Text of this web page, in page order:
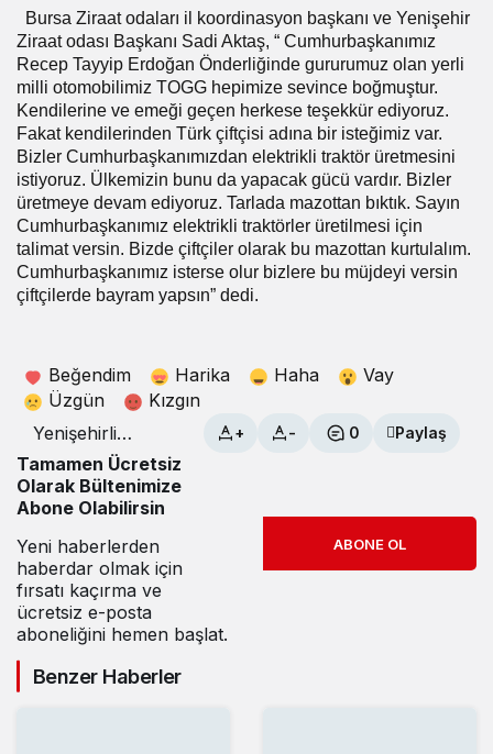
Bursa Ziraat odaları il koordinasyon başkanı ve Yenişehir
Ziraat odası Başkanı Sadi Aktaş, “ Cumhurbaşkanımız
Recep Tayyip Erdoğan Önderliğinde gururumuz olan yerli
milli otomobilimiz TOGG hepimize sevince boğmuştur.
Kendilerine ve emeği geçen herkese teşekkür ediyoruz.
Fakat kendilerinden Türk çiftçisi adına bir isteğimiz var.
Bizler Cumhurbaşkanımızdan elektrikli traktör üretmesini
istiyoruz. Ülkemizin bunu da yapacak gücü vardır. Bizler
üretmeye devam ediyoruz. Tarlada mazottan bıktık. Sayın
Cumhurbaşkanımız elektrikli traktörler üretilmesi için
talimat versin. Bizde çiftçiler olarak bu mazottan kurtulalım.
Cumhurbaşkanımız isterse olur bizlere bu müjdeyi versin
çiftçilerde bayram yapsın” dedi.
Beğendim Harika Haha
Vay
Üzgün
Kızgın
Yenişehirli
Cumhurbaşkanı
Erdoğan’dan ne
istediler?
+ - 0 Paylaş
Tamamen Ücretsiz
Olarak Bültenimize
Abone Olabilirsin
Yeni haberlerden
haberdar olmak için
fırsatı kaçırma ve
ücretsiz e-posta
aboneliğini hemen başlat.
ABONE OL
Benzer Haberler